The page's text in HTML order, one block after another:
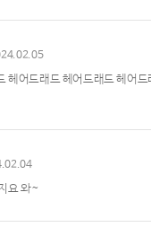
헤어드래드 헤어드래드 헤어
요 와~